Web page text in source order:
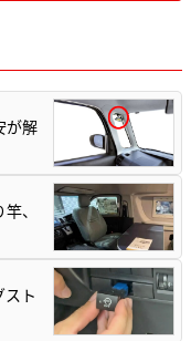
が解
、
ト